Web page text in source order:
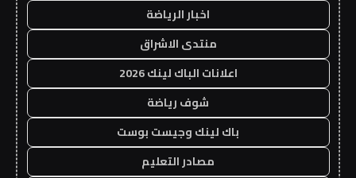
اخبار الرياضة
منتدى الاشراق
اعلانات الباك لينك 2026
شوف رياضة
باك لينك وجيست بوست
مصادر التعليم